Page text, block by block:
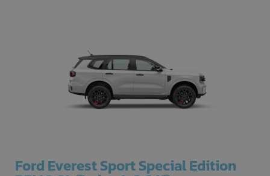
Ford Everest Sport Special Edition